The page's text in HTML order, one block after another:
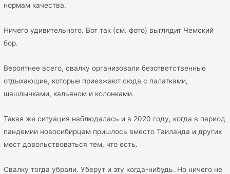
нормам качества.
Ничего удивительного. Вот так (см. фото) выглядит Чемский
бор.
Вероятнее всего, свалку организовали безответственные
отдыхающие, которые приезжают сюда с палатками,
шашлычками, кальяном и колонками.
Такая же ситуация наблюдалась и в 2020 году, когда в период
пандемии новосибирцам пришлось вместо Таиланда и других
мест довольствоваться тем, что есть.
Свалку тогда убрали. Уберут и эту когда-нибудь. Но ничего не